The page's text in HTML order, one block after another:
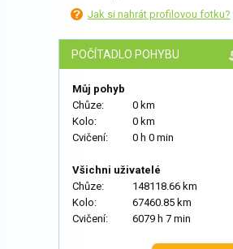
Jak si nahrát profilovou fotku?
POČÍTADLO POHYBU
Můj pohyb
Chůze:
0 km
Kolo:
0 km
Cvičení:
0 h 0 min
Všichni uživatelé
Chůze:
148118.66 km
Kolo:
67460.85 km
Cvičení:
6079 h 7 min